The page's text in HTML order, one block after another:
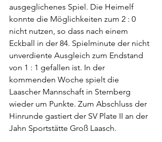
ausgeglichenes Spiel. Die Heimelf
konnte die Möglichkeiten zum 2 : 0
nicht nutzen, so dass nach einem
Eckball in der 84. Spielminute der nicht
unverdiente Ausgleich zum Endstand
von 1 : 1 gefallen ist. In der
kommenden Woche spielt die
Laascher Mannschaft in Sternberg
wieder um Punkte. Zum Abschluss der
Hinrunde gastiert der SV Plate II an der
Jahn Sportstätte Groß Laasch.